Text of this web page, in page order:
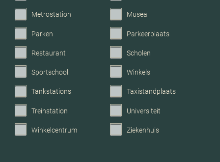
Metrostation Musea
Parken Parkeerplaats
Restaurant Scholen
Sportschool Winkels
Tankstations Taxistandplaats
Treinstation Universiteit
Winkelcentrum Ziekenhuis